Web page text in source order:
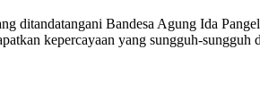
ditandatangani Bandesa Agung Ida
kepercayaan yang sungguh-